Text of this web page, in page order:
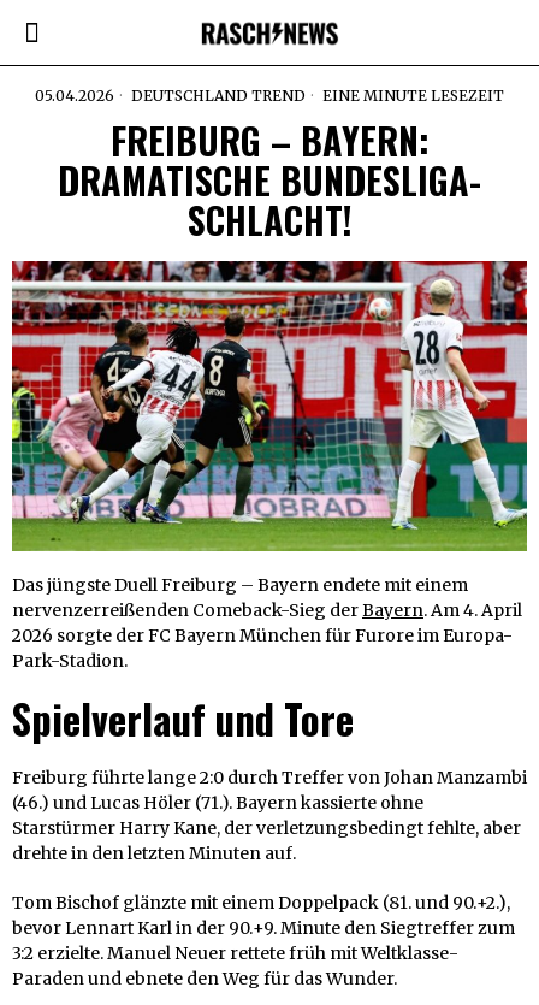
05.04.2026 DEUTSCHLAND TREND EINE MINUTE LESEZEIT
FREIBURG – BAYERN:
DRAMATISCHE BUNDESLIGA-
SCHLACHT!
Das jüngste Duell Freiburg – Bayern endete mit einem
nervenzerreißenden Comeback-Sieg derBayern. Am 4. April
2026 sorgte der FC Bayern München für Furore im Europa-
Park-Stadion.
Spielverlauf und Tore
Freiburg führte lange 2:0 durch Treffer von Johan Manzambi
(46.) und Lucas Höler (71.). Bayern kassierte ohne
Starstürmer Harry Kane, der verletzungsbedingt fehlte, aber
drehte in den letzten Minuten auf.
Tom Bischof glänzte mit einem Doppelpack (81. und 90.+2.),
bevor Lennart Karl in der 90.+9. Minute den Siegtreffer zum
3:2 erzielte. Manuel Neuer rettete früh mit Weltklasse-
Paraden und ebnete den Weg für das Wunder.